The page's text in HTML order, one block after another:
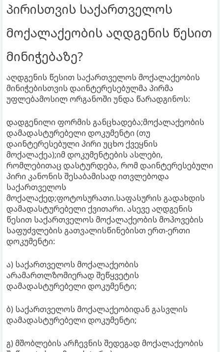
პირისთვის საქართველოს
მოქალაქეობის აღდგენის წესით
მინიჭებაზე?
აღდგენის წესით საქართველოს მოქალაქეობის
მინიჭებისთვის დაინტერესებულმა პირმა
უფლებამოსილ ორგანოში უნდა წარადგინოს:
დადგენილი ფორმის განცხადება;მოქალაქეობის
დამადასტურებელი დოკუმენტი (თუ
დაინტერესებული პირი უცხო ქვეყნის
მოქალაქეა);იმ დოკუმენტების ასლები,
რომლებითაც დასტურდება, რომ დაინტერესებული
პირი კანონის შესაბამისად ითვლებოდა
საქართველოს
მოქალაქედ;ფოტოსურათი.საფასურის გადახდის
დამადასტურებელი ქვითარი. ასევე აღდგენის
წესით საქართველოს მოქალაქეობის მოპოვების
საფუძვლების გათვალისწინებისთ ერთ-ერთი
დოკუმენტი:
ა) საქართველოს მოქალაქეობის
არამართლზომიერად შეწყვეტის
დამადასტურებელი დოკუმენტი;
ბ) საქართველოს მოქალაქეობიდან გასვლის
დამადასტურებელი დოკუმენტი;
გ) მშობლების არჩევნის შედეგად მოქალაქეობის